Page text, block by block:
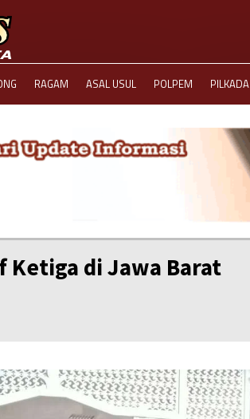
RAGAM ASAL USUL POLPEM PILKADA
Ketiga di Jawa Barat